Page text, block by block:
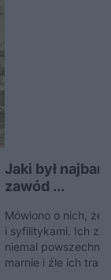
Jaki był
zawód ...
Mówiono o nich, że
i syfilitykami. Ich
niemal powszechną
marnie i źle ich